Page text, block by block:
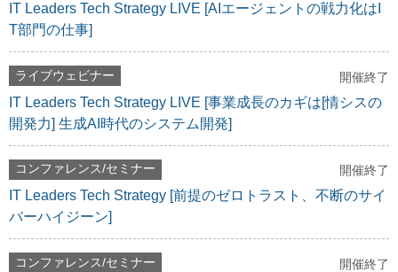
IT Leaders Tech Strategy LIVE [AIエージェントの戦力化はI
T部門の仕事]
ライブウェビナー 開催終了
IT Leaders Tech Strategy LIVE [事業成長のカギは[情シスの
開発力] 生成AI時代のシステム開発]
コンファレンス/セミナー 開催終了
IT Leaders Tech Strategy [前提のゼロトラスト、不断のサイ
バーハイジーン]
コンファレンス/セミナー 開催終了